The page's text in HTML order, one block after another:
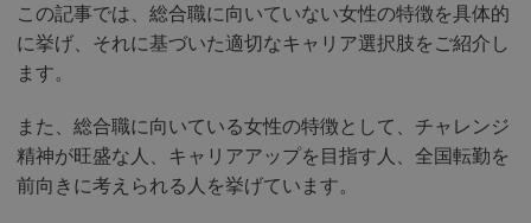
この記事では、総合職に向いていない女性の特徴を具体的
に挙げ、それに基づいた適切なキャリア選択肢をご紹介し
ます。
また、総合職に向いている女性の特徴として、チャレンジ
精神が旺盛な人、キャリアアップを目指す人、全国転勤を
前向きに考えられる人を挙げています。